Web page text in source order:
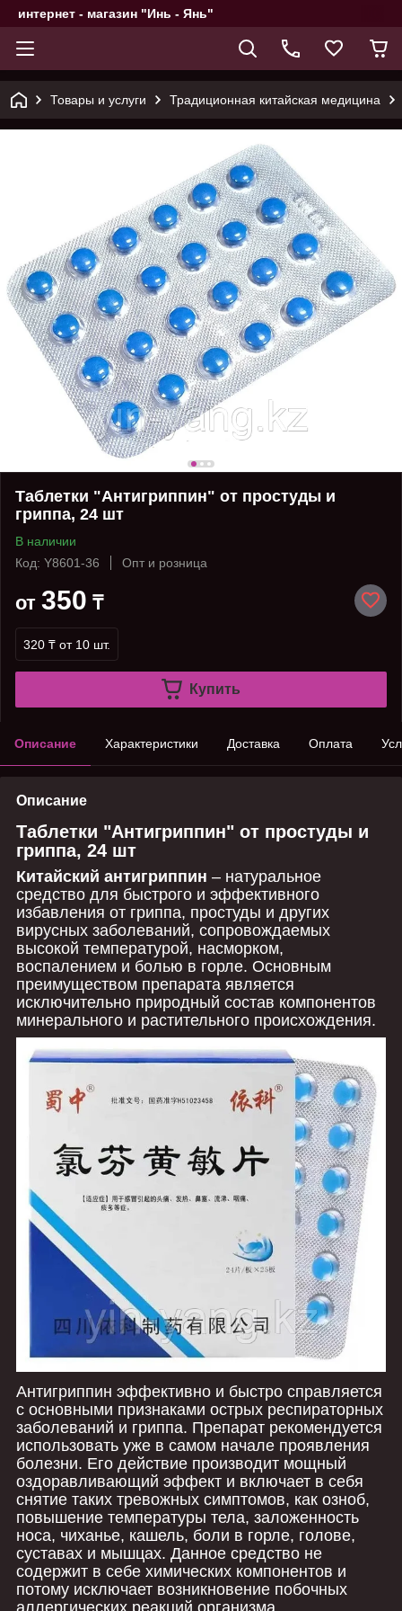
интернет - магазин "Инь - Янь"
Товары и услуги Традиционная китайская медицина
Таблетки "Антигриппин" от простуды и
гриппа, 24 шт
В наличии
Код: Y8601-36
Опт и розница
от 350 ₸
320 ₸ от 10 шт.
Купить
Описание Характеристики Доставка Оплата
Описание
Таблетки "Антигриппин" от простуды и
гриппа, 24 шт
Китайский антигриппин – натуральное
средство для быстрого и эффективного
избавления от гриппа, простуды и других
вирусных заболеваний, сопровождаемых
высокой температурой, насморком,
воспалением и болью в горле. Основным
преимуществом препарата является
исключительно природный состав компонентов
минерального и растительного происхождения.
Антигриппин эффективно и быстро справляется
с основными признаками острых респираторных
заболеваний и гриппа. Препарат рекомендуется
использовать уже в самом начале проявления
болезни. Его действие производит мощный
оздоравливающий эффект и включает в себя
снятие таких тревожных симптомов, как озноб,
повышение температуры тела, заложенность
носа, чиханье, кашель, боли в горле, голове,
суставах и мышцах. Данное средство не
содержит в себе химических компонентов и
потому исключает возникновение побочных
аллергических реакций организма.